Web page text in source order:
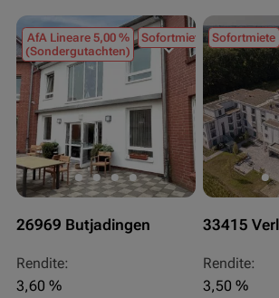
AfA Lineare 5,00 %
(Sondergutachten)
Sofortmiete
26969 Butjadingen
Rendite:
3,60 %
Sofortmiete
33415 Verl
Rendite:
3,50 %